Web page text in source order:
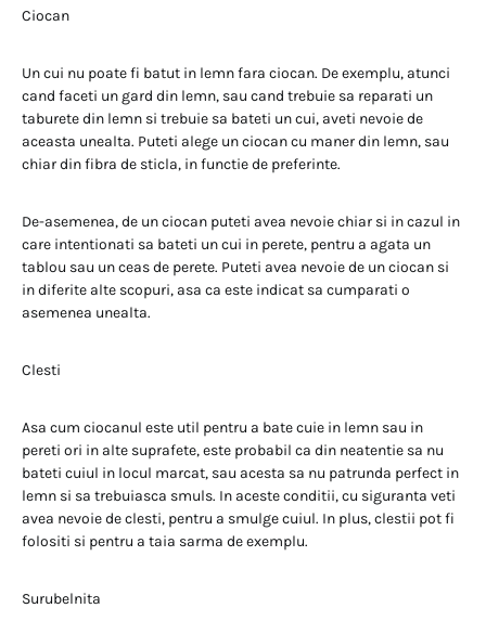
Ciocan
Un cui nu poate fi batut in lemn fara ciocan. De exemplu, atunci
cand faceti un gard din lemn, sau cand trebuie sa reparati un
taburete din lemn si trebuie sa bateti un cui, aveti nevoie de
aceasta unealta. Puteti alege un ciocan cu maner din lemn, sau
chiar din fibra de sticla, in functie de preferinte.
De-asemenea, de un ciocan puteti avea nevoie chiar si in cazul in
care intentionati sa bateti un cui in perete, pentru a agata un
tablou sau un ceas de perete. Puteti avea nevoie de un ciocan si
in diferite alte scopuri, asa ca este indicat sa cumparati o
asemenea unealta.
Clesti
Asa cum ciocanul este util pentru a bate cuie in lemn sau in
pereti ori in alte suprafete, este probabil ca din neatentie sa nu
bateti cuiul in locul marcat, sau acesta sa nu patrunda perfect in
lemn si sa trebuiasca smuls. In aceste conditii, cu siguranta veti
avea nevoie de clesti, pentru a smulge cuiul. In plus, clestii pot fi
folositi si pentru a taia sarma de exemplu.
Surubelnita